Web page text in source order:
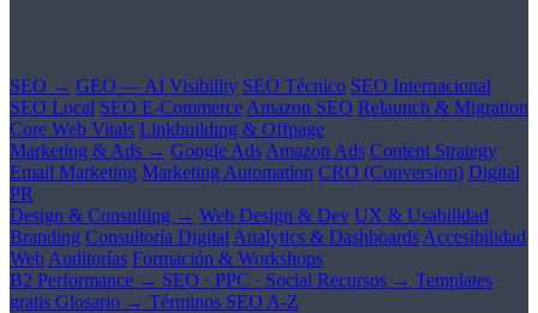
SEO → GEO — AI Visibility SEO Técnico SEO Internacional
SEO Local SEO E-Commerce Amazon SEO Relaunch & Migration
Core Web Vitals Linkbuilding & Offpage
Marketing & Ads → Google Ads Amazon Ads Content Strategy
Email Marketing Marketing Automation CRO (Conversion) Digital
PR
Design & Consulting → Web Design & Dev UX & Usabilidad
Branding Consultoría Digital Analytics & Dashboards Accesibilidad
Web Auditorías Formación & Workshops
B2 Performance → SEO · PPC · Social Recursos → Templates
gratis Glosario → Términos SEO A-Z